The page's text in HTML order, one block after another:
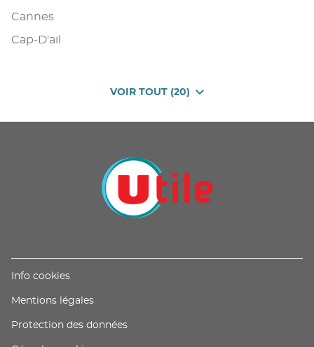
Cannes
Cap-D'ail
VOIR TOUT (20)
DE
DE
U
PROXIMITÉ
UTILE
Info cookies(ouvre
une
fenêtre)
Mentions légales(ouvre
une
Protection des données(ouvre